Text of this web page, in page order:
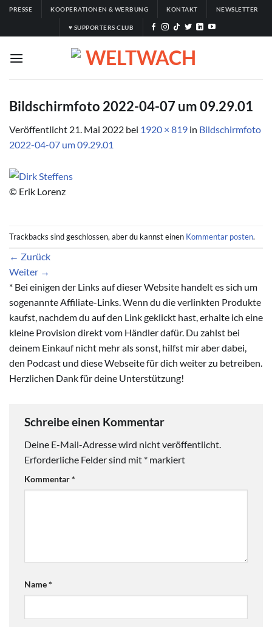
Zum
springen
PRESSE KOOPERATIONEN & WERBUNG KONTAKT NEWSLETTER
♥ SUPPORTERS CLUB
Bildschirmfoto 2022-04-07 um 09.29.01
Veröffentlicht 21. Mai 2022 bei 1920 × 819 in Bildschirmfoto
2022-04-07 um 09.29.01
© Erik Lorenz
Trackbacks sind geschlossen, aber du kannst einen Kommentar posten.
← Zurück
Weiter →
* Bei einigen der Links auf dieser Website handelt es sich um
sogenannte Affiliate-Links. Wenn du die verlinkten Produkte
kaufst, nachdem du auf den Link geklickt hast, erhalte ich eine
kleine Provision direkt vom Händler dafür. Du zahlst bei
deinem Einkauf nicht mehr als sonst, hilfst mir aber dabei,
den Podcast und diese Webseite für dich weiter zu betreiben.
Herzlichen Dank für deine Unterstützung!
Schreibe einen Kommentar
Deine E-Mail-Adresse wird nicht veröffentlicht.
Erforderliche Felder sind mit * markiert
Kommentar*
Name*